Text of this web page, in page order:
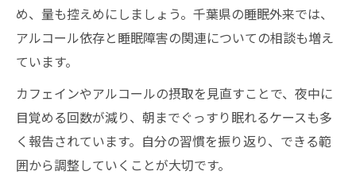
め、量も控えめにしましょう。千葉県の睡眠外来では、
アルコール依存と睡眠障害の関連についての相談も増え
ています。
カフェインやアルコールの摂取を見直すことで、夜中に
目覚める回数が減り、朝までぐっすり眠れるケースも多
く報告されています。自分の習慣を振り返り、できる範
囲から調整していくことが大切です。